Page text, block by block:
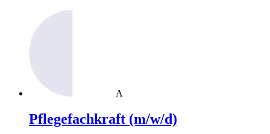
A
Pflegefachkraft (m/w/d)